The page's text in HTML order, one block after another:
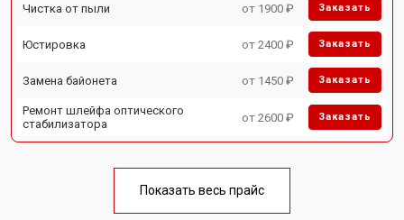
Чистка от пыли от 1900 ₽ Заказать
Юстировка от 2400 ₽ Заказать
Замена байонета от 1450 ₽ Заказать
Ремонт шлейфа оптического
стабилизатора
от 2600 ₽ Заказать
Показать весь прайс